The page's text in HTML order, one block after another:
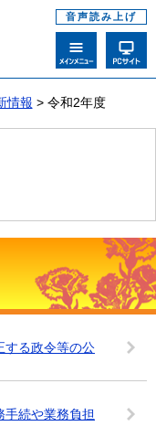
音声読み上げ
情報 > 令和2年度
する政令等の公
手続や業務負担